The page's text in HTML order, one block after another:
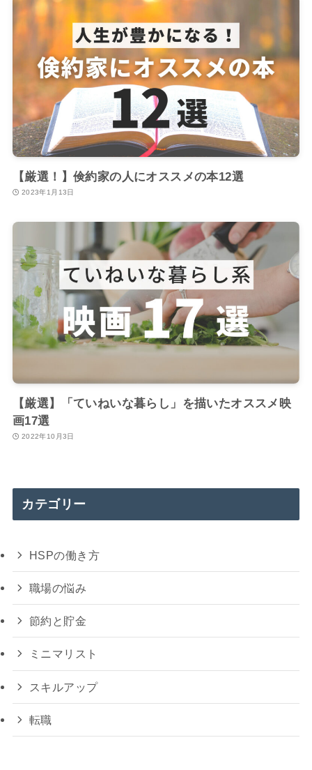
【厳選！】倹約家の人にオススメの本12選
2023年1月13日
【厳選】「ていねいな暮らし」を描いたオススメ映
画17選
2022年10月3日
カテゴリー
HSPの働き方
職場の悩み
節約と貯金
ミニマリスト
スキルアップ
転職